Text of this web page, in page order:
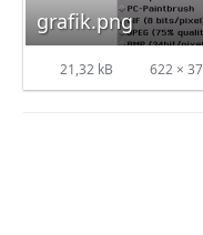
grafik.png
21,32 kB 622 ×